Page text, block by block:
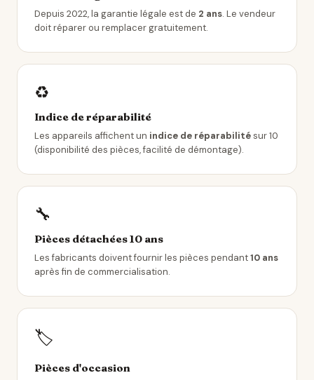
Depuis 2022, la garantie légale est de 2 ans. Le vendeur
doit réparer ou remplacer gratuitement.
♻️
Indice de réparabilité
Les appareils affichent un indice de réparabilitésur 10
(disponibilité des pièces, facilité de démontage).
🔧
Pièces détachées 10 ans
Les fabricants doivent fournir les pièces pendant10 ans
après fin de commercialisation.
🏷️
Pièces d'occasion